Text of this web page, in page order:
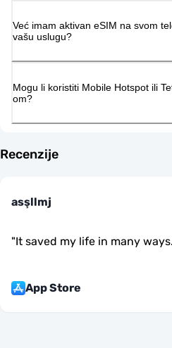
Već imam aktivan eSIM na svom
vašu uslugu?
Mogu li koristiti Mobile Hotspot ili
om?
Recenzije
asşllmj
"It saved my life in many ways.
App Store